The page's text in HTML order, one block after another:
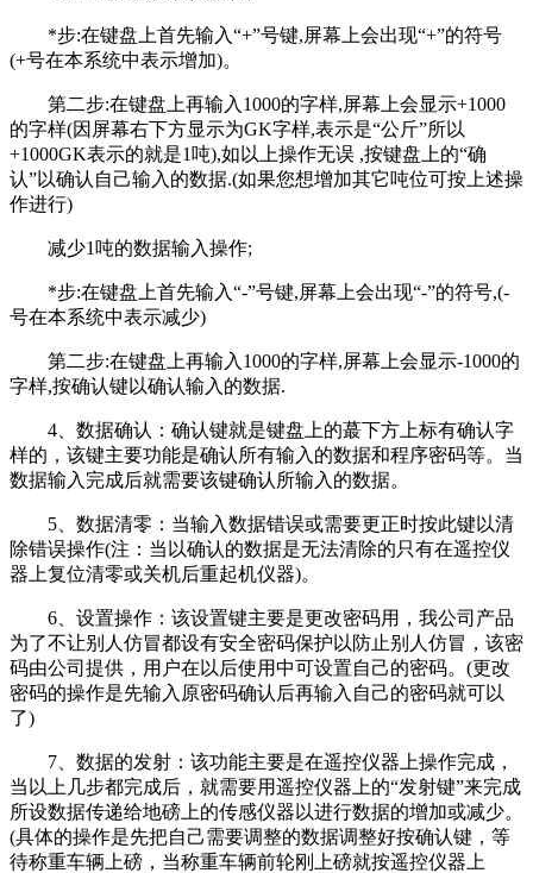
*步:在键盘上首先输入“+”号键,屏幕上会出现“+”的符号
(+号在本系统中表示增加)。
第二步:在键盘上再输入1000的字样,屏幕上会显示+1000
的字样(因屏幕右下方显示为GK字样,表示是“公斤”所以
+1000GK表示的就是1吨),如以上操作无误 ,按键盘上的“确
认”以确认自己输入的数据.(如果您想增加其它吨位可按上述操
作进行)
减少1吨的数据输入操作;
*步:在键盘上首先输入“-”号键,屏幕上会出现“-”的符号,(-
号在本系统中表示减少)
第二步:在键盘上再输入1000的字样,屏幕上会显示-1000的
字样,按确认键以确认输入的数据.
4、数据确认：确认键就是键盘上的蕞下方上标有确认字
样的，该键主要功能是确认所有输入的数据和程序密码等。当
数据输入完成后就需要该键确认所输入的数据。
5、数据清零：当输入数据错误或需要更正时按此键以清
除错误操作(注：当以确认的数据是无法清除的只有在遥控仪
器上复位清零或关机后重起机仪器)。
6、设置操作：该设置键主要是更改密码用，我公司产品
为了不让别人仿冒都设有安全密码保护以防止别人仿冒，该密
码由公司提供，用户在以后使用中可设置自己的密码。(更改
密码的操作是先输入原密码确认后再输入自己的密码就可以
了)
7、数据的发射：该功能主要是在遥控仪器上操作完成，
当以上几步都完成后，就需要用遥控仪器上的“发射键”来完成
所设数据传递给地磅上的传感仪器以进行数据的增加或减少。
(具体的操作是先把自己需要调整的数据调整好按确认键，等
待称重车辆上磅，当称重车辆前轮刚上磅就按遥控仪器上